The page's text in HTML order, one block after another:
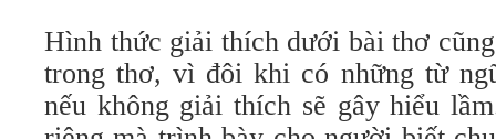
Hình thức giải thích dưới bài thơ
trong thơ, vì đôi khi có những từ
nếu không giải thích sẽ gây hiểu